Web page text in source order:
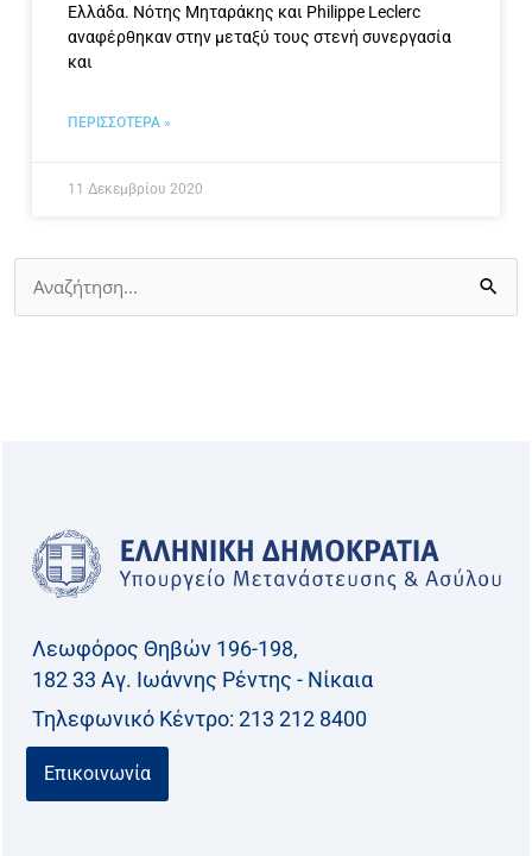
Ελλάδα. Νότης Μηταράκης και Philippe Leclerc
αναφέρθηκαν στην μεταξύ τους στενή συνεργασία
και
ΠΕΡΙΣΣΟΤΕΡΑ »
11 Δεκεμβρίου 2020
Αναζήτηση
για:
Λεωφόρος Θηβών 196-198,
182 33 Aγ. Ιωάννης Ρέντης - Νίκαια
Τηλεφωνικό Kέντρο: 213 212 8400
Επικοινωνία